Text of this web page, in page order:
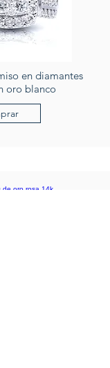
en diamantes
oro blanco